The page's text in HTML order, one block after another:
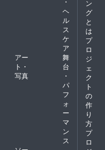
ヘ
ル
ス
ケ
ア
アー
ト・
写真
舞
台
・
パ
フ
ォ
ー
マ
ン
ス
ン
グ
と
は
プ
ロ
ジ
ェ
ク
ト
の
作
り
方
プ
ロ